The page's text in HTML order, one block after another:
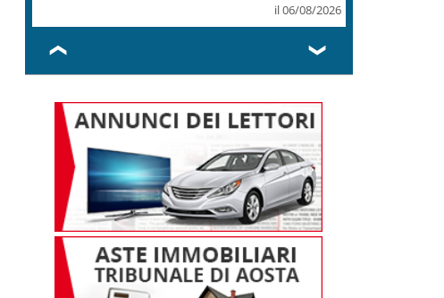
il 06/08/2026
❮ ❯